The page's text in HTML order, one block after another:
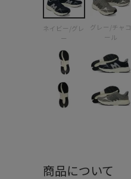
ネイビー/グレ
ー
グレー/チャコ
ール
商品について